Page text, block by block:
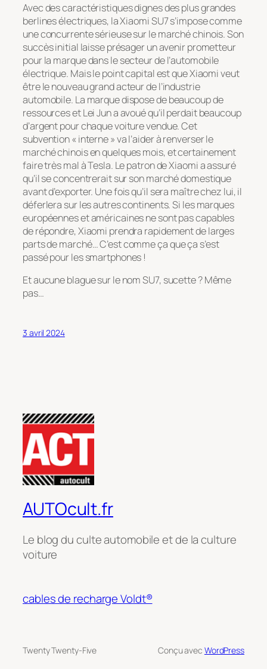
Avec des caractéristiques dignes des plus grandes
berlines électriques, la Xiaomi SU7 s’impose comme
une concurrente sérieuse sur le marché chinois. Son
succès initial laisse présager un avenir prometteur
pour la marque dans le secteur de l’automobile
électrique. Mais le point capital est que Xiaomi veut
être le nouveau grand acteur de l’industrie
automobile. La marque dispose de beaucoup de
ressources et Lei Jun a avoué qu’il perdait beaucoup
d’argent pour chaque voiture vendue. Cet
subvention « interne » va l’aider à renverser le
marché chinois en quelques mois, et certainement
faire très mal à Tesla. Le patron de Xiaomi a assuré
qu’il se concentrerait sur son marché domestique
avant d’exporter. Une fois qu’il sera maître chez lui, il
déferlera sur les autres continents. Si les marques
européennes et américaines ne sont pas capables
de répondre, Xiaomi prendra rapidement de larges
parts de marché… C’est comme ça que ça s’est
passé pour les smartphones !
Et aucune blague sur le nom SU7, sucette ? Même
pas…
3 avril 2024
AUTOcult.fr
Le blog du culte automobile et de la culture
voiture
cables de recharge Voldt®
Twenty Twenty-Five Conçu avec WordPress